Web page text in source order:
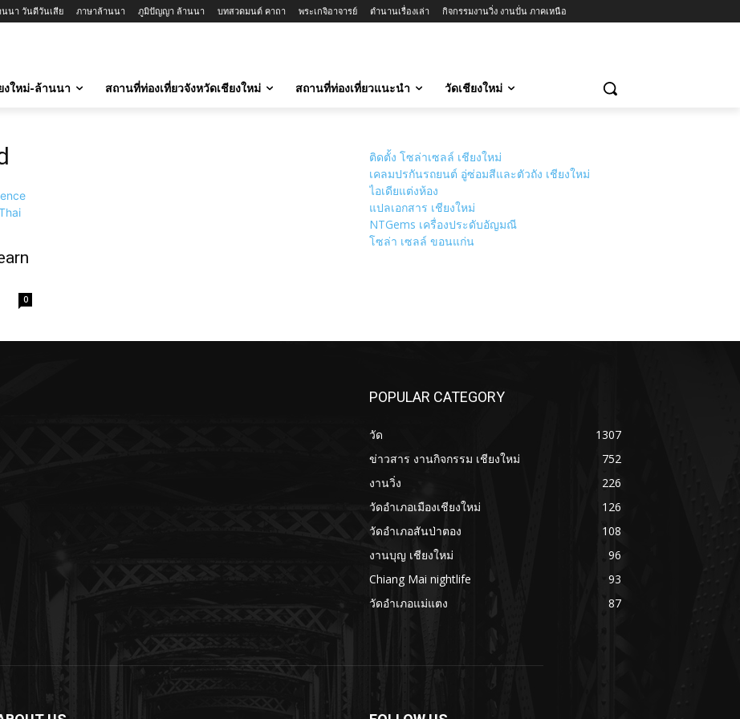
นา วันดีวันเสีย ภาษาล้านนา ภูมิปัญญา ล้านนา บทสวดมนต์ คาถา พระเกจิอาจารย์ ตำนานเรื่องเล่า กิจกรรมงานวิ่ง งานปั่น ภาคเหนือ
งใหม่-ล้านนา สถานที่ท่องเที่ยวจังหวัดเชียงใหม่ สถานที่ท่องเที่ยวแนะนำ วัดเชียงใหม่
0
ติดตั้ง โซล่าเซลล์ เชียงใหม่
เคลมปรกันรถยนต์ อู่ซ่อมสีและตัวถัง เชียงใหม่
ไอเดียแต่งห้อง
แปลเอกสาร เชียงใหม่
NTGems เครื่องประดับอัญมณี
โซล่า เซลล์ ขอนแก่น
POPULAR CATEGORY
วัด
1307
ข่าวสาร งานกิจกรรม เชียงใหม่
752
งานวิ่ง
226
วัดอำเภอเมืองเชียงใหม่
126
วัดอำเภอสันป่าตอง
108
งานบุญ เชียงใหม่
96
Chiang Mai nightlife
93
วัดอำเภอแม่แตง
87